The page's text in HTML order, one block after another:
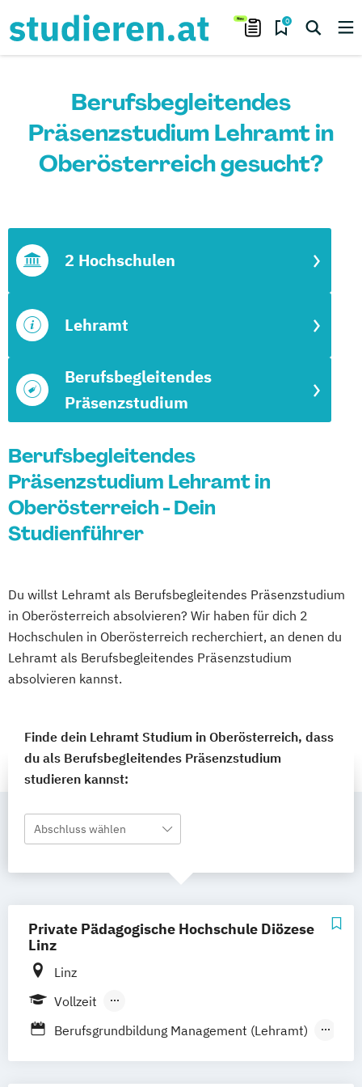
0
Berufsbegleitendes
Präsenzstudium Lehramt in
Oberösterreich gesucht?
Berufsbegleitendes
Präsenzstudium
Lehramt
2 Hochschulen
Berufsbegleitendes
Präsenzstudium Lehramt in
Oberösterreich - Dein
Studienführer
Du willst Lehramt als Berufsbegleitendes Präsenzstudium
in Oberösterreich absolvieren? Wir haben für dich 2
Hochschulen in Oberösterreich recherchiert, an denen du
Lehramt als Berufsbegleitendes Präsenzstudium
absolvieren kannst.
Finde dein Lehramt Studium in Oberösterreich, dass
du als Berufsbegleitendes Präsenzstudium
studieren kannst:
Abschluss wählen
Private Pädagogische Hochschule Diözese
Linz
Linz
Vollzeit
Berufsbegleitendes Präsenzstudium
Berufsgrundbildung Management (Lehramt)